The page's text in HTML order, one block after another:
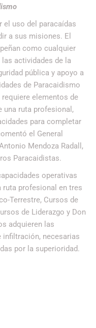
el uso del paracaídas
a sus misiones. El
como cualquier
las actividades de la
pública y apoyo a
de Paracaidismo
requiere elementos de
una ruta profesional,
para completar
el General
Mendoza Radall,
Paracaidistas.
operativas
ruta profesional en tres
Terrestre, Cursos de
de Liderazgo y Don
adquieren las
infiltración, necesarias
por la superioridad.